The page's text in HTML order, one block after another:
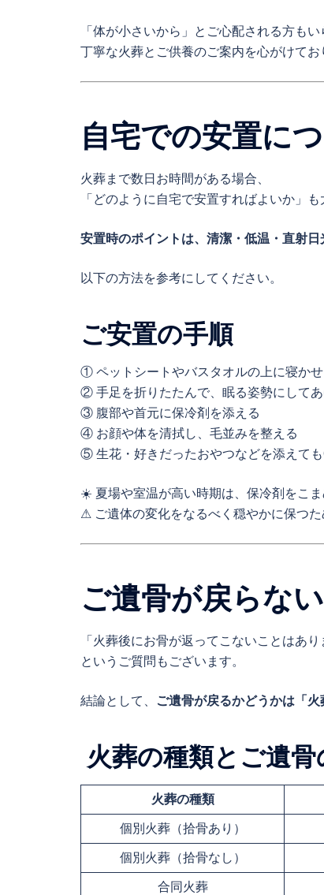
「体が小さいから」とご心配される方もい
丁寧な火葬とご供養のご案内を心がけてお
自宅での安置に
火葬まで数日お時間がある場合、
「どのように自宅で安置すればよいか」
安置時のポイントは、清潔・低温・直射日
以下の方法を参考にしてください。
ご安置の手順
① ペットシートやバスタオルの上に寝かせ
② 手足を折りたたんで、眠る姿勢にしてあ
③ 腹部や首元に保冷剤を添える
④ お顔や体を清拭し、毛並みを整える
⑤ 生花・好きだったおやつなどを添えて
☀️ 夏場や室温が高い時期は、保冷剤をこま
⚠ ご遺体の変化をなるべく穏やかに保つた
ご遺骨が戻らな
「火葬後にお骨が返ってこないことはあり
というご質問もございます。
結論として、 ご遺骨が戻るかどうかは「火
火葬の種類とご遺骨
火葬の種類
個別火葬（拾骨あり）
個別火葬（拾骨なし）
合同火葬